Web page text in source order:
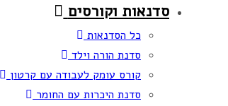
סדנאות וקורסים
כל הסדנאות
סדנת הורה וילד
קורס עומק לעבודה עם קרטון
סדנת היכרות עם החומר